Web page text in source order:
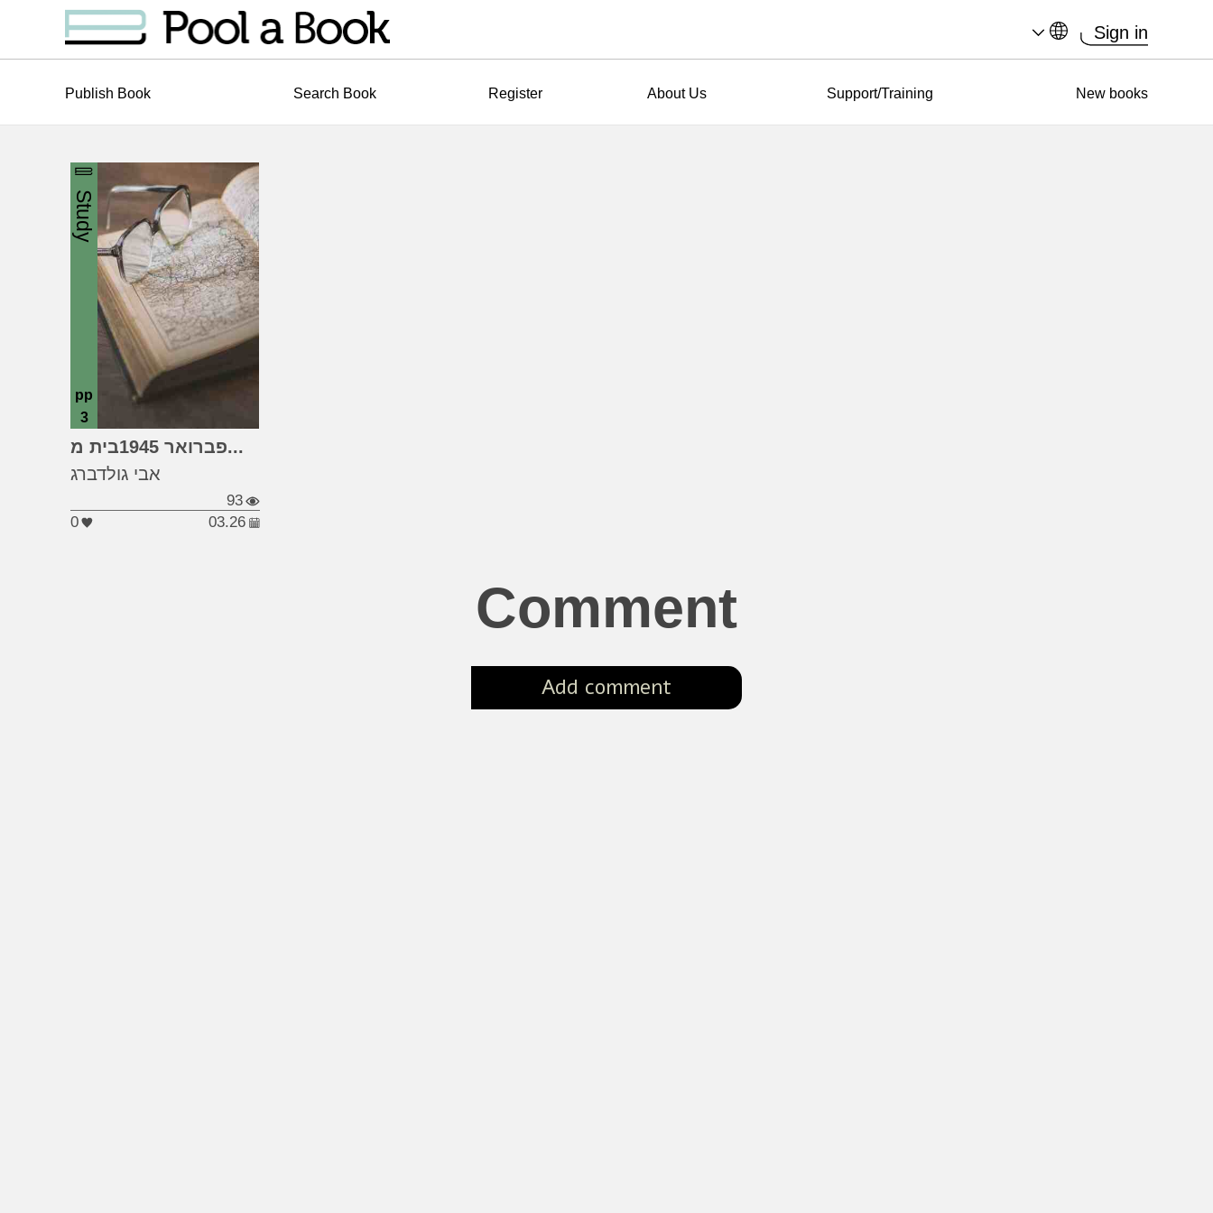
Sign in
Publish Book Search Book Register About Us Support/Training New books
Study
pp
3
#דרזדן
#בית מטבחיים 5
פברואר 1945בית מ...
אבי גולדברג
93
03.26
0
Comment
Add comment